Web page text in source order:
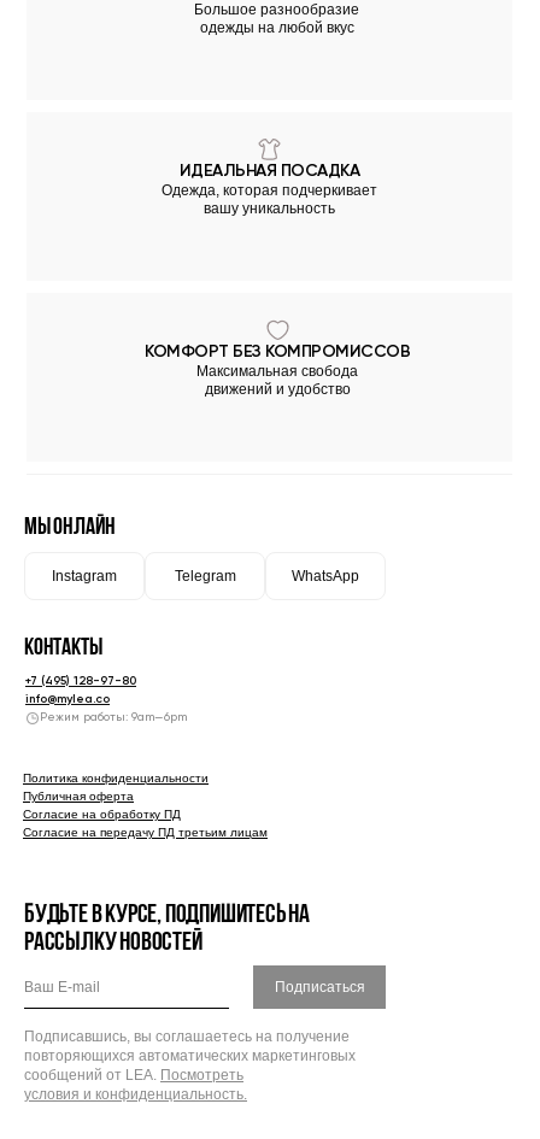
Большое разнообразие
одежды на любой вкус
ИДЕАЛЬНАЯ ПОСАДКА
Одежда, которая подчеркивает
вашу уникальность
КОМФОРТ БЕЗ КОМПРОМИССОВ
Максимальная свобода
движений и удобство
+7 (495) 128-97-80
info@mylea.co
Режим работы: 9am—6pm
Политика конфиденциальности
Публичная оферта
Согласие на обработку ПД
Согласие на передачу ПД третьим лицам
Контакты
Мы онлайн
БУДЬТЕ В КУРСЕ, ПОДПИШИТЕСЬ НА
РАССЫЛКУ НОВОСТЕЙ
Instagram Telegram WhatsApp
Подписаться
Подписавшись, вы соглашаетесь на получение
повторяющихся автоматических маркетинговых
сообщений от LEA. Посмотреть
условия и конфиденциальность.